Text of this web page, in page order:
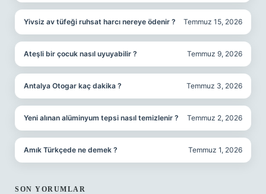
Yivsiz av tüfeği ruhsat harcı nereye ödenir ? Temmuz 15, 2026
Ateşli bir çocuk nasıl uyuyabilir ? Temmuz 9, 2026
Antalya Otogar kaç dakika ? Temmuz 3, 2026
Yeni alınan alüminyum tepsi nasıl temizlenir ? Temmuz 2, 2026
Amık Türkçede ne demek ? Temmuz 1, 2026
SON YORUMLAR